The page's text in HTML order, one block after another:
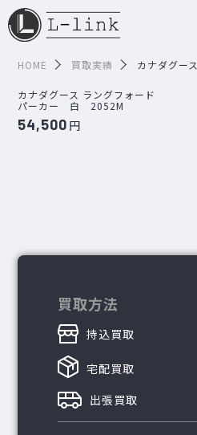
HOME 買取実績 カナダグース
買取方法
持込買取
宅配買取
出張買取
カナダグース ラングフォード
パーカー 白 2052M
54,500 円